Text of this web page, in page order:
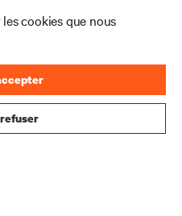
cookies que nous